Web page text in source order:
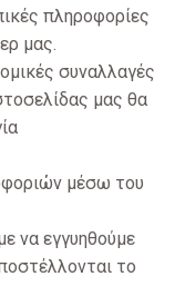
πληροφορίες
μας.
συναλλαγές
μας θα
μέσω του
να εγγυηθούμε
το